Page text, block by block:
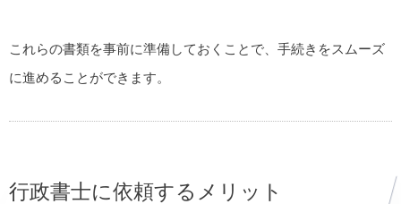
これらの書類を事前に準備しておくことで、手続きをスムーズ
に進めることができます。
行政書士に依頼するメリット